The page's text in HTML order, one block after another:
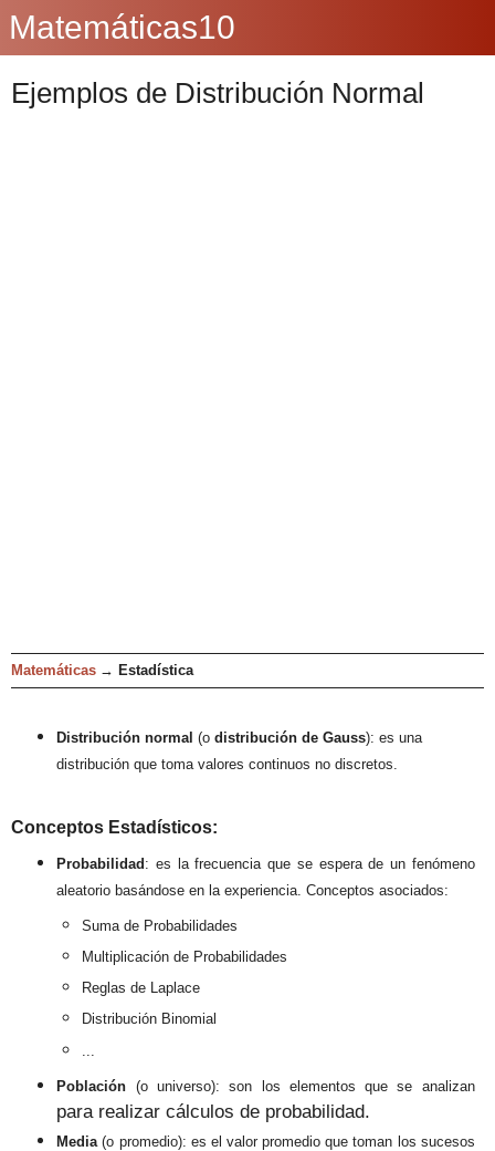
Matemáticas10
Ejemplos de Distribución Normal
Matemáticas → Estadística
Distribución normal(odistribución de Gauss):es una
distribución que toma valores continuos no discretos.
Conceptos Estadísticos:
Probabilidad : es la frecuenciaque se espera de un fenómeno
aleatorio basándose en la experiencia. Conceptos asociados:
Suma de Probabilidades
Multiplicación de Probabilidades
Reglas de Laplace
Distribución Binomial
Población (o universo):son los elementos que se analizan
para realizar cálculos de probabilidad.
Media(o promedio): es el valor promedio que toman los sucesos